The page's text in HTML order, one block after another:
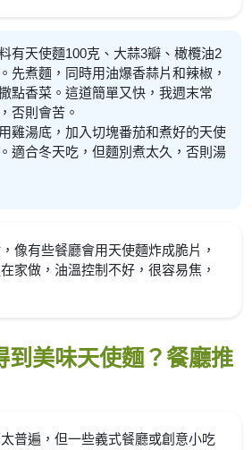
有天使麵100克、大蒜3瓣、橄欖油2
先煮麵，同時用油爆香蒜片和辣椒，
點香菜。這道簡單又快，我週末常
否則會苦。
雞湯底，加入切塊番茄和煮好的天使
適合冬天吃，但麵別煮太久，否則湯
像有些餐廳會用天使麵炸成脆片，
家做，油溫控制不好，很容易焦，
到美味天使麵？餐廳推
普遍，但一些義式餐廳或創意小吃